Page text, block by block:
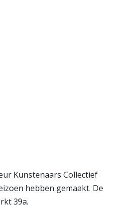
Kunstenaars Collectief
hebben gemaakt. De
39a.